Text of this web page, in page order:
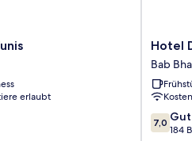
erlaubt
Hotel
Bab
Bhar
Hotel
Bab
7.0
von
7,0 Gut
184